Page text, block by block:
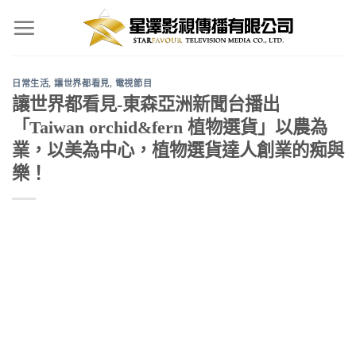
日常生活,讓世界都看見, 電視節目
讓世界都看見-東森亞洲新聞台播出
「Taiwan orchid&fern 植物選貨」以農為
業，以美為中心，植物選貨達人創業的痴與
樂！